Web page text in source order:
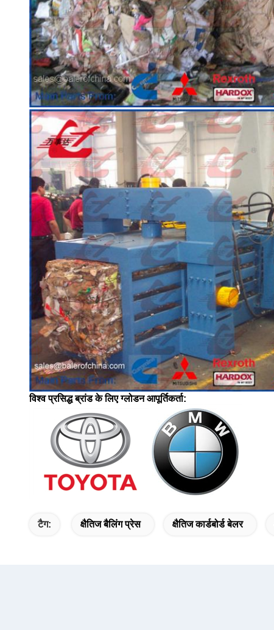
विश्व प्रसिद्ध ब्रांड के लिए ग्लोडन आपूर्तिकर्ता:
टैग: क्षैतिज बैलिंग प्रेस क्षैतिज कार्डबोर्ड बेलर